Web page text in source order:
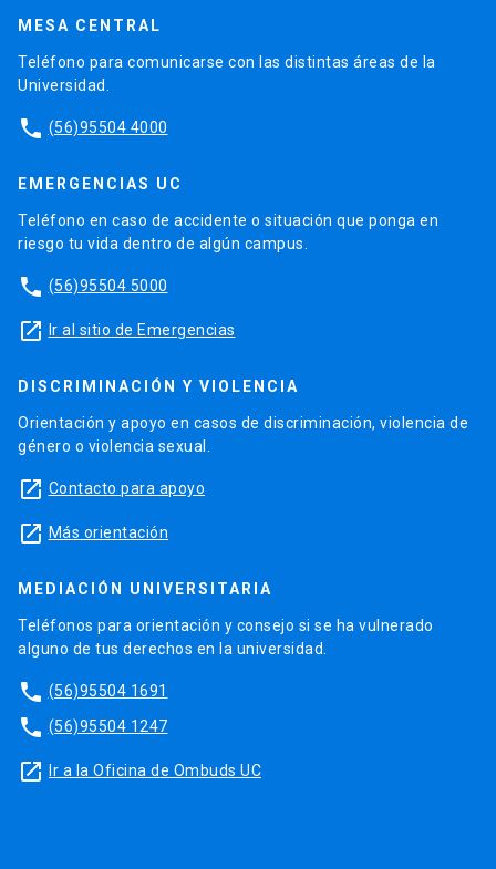
MESA CENTRAL
Teléfono para comunicarse con las distintas áreas de la
Universidad.
phone (56)95504 4000
EMERGENCIAS UC
Teléfono en caso de accidente o situación que ponga en
riesgo tu vida dentro de algún campus.
phone (56)95504 5000
launch Ir al sitio de Emergencias
DISCRIMINACIÓN Y VIOLENCIA
Orientación y apoyo en casos de discriminación, violencia de
género o violencia sexual.
launch Contacto para apoyo
launch Más orientación
MEDIACIÓN UNIVERSITARIA
Teléfonos para orientación y consejo si se ha vulnerado
alguno de tus derechos en la universidad.
phone (56)95504 1691
phone (56)95504 1247
launch Ir a la Oficina de Ombuds UC